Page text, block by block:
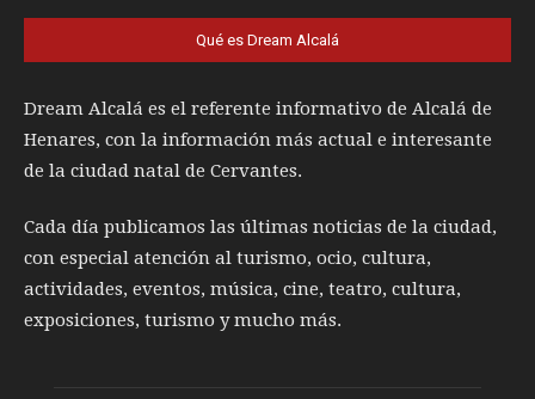
Qué es Dream Alcalá
Dream Alcalá es el referente informativo de Alcalá de
Henares, con la información más actual e interesante
de la ciudad natal de Cervantes.
Cada día publicamos las últimas noticias de la ciudad,
con especial atención al turismo, ocio, cultura,
actividades, eventos, música, cine, teatro, cultura,
exposiciones, turismo y mucho más.